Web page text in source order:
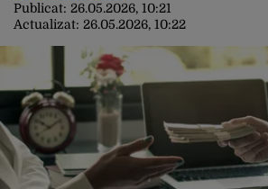
Publicat: 26.05.2026, 10:21
Actualizat: 26.05.2026, 10:22